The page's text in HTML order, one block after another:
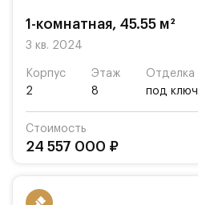
1-комнатная, 45.55 м²
3 кв. 2024
Корпус
2
Этаж
8
Отделка
под ключ
Стоимость
24 557 000 ₽